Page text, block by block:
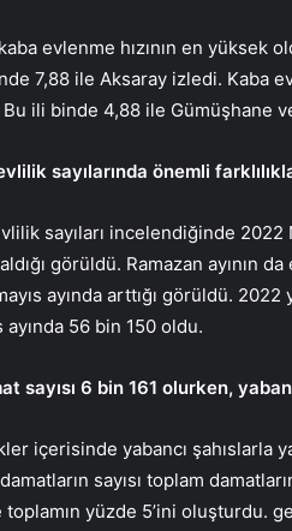
evlenme hızının en
7,88 ile Aksaray izledi. Kaba
ili binde 4,88 ile Gümüşhane
sayılarında önemli
sayıları incelendiğinde 2022
görüldü. Ramazan ayının
ayında arttığı görüldü. 2022
ayında 56 bin 150 oldu.
sayısı 6 bin 161 olurken,
içerisinde yabancı şahıslarla
sayısı toplam
toplamın yüzde 5’ini oluşturdu.